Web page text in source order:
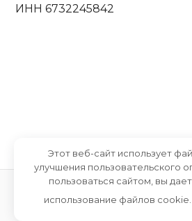
ИНН 6732245842
© 2026 ООО "ВОСХОД ЭНЕРГО"
Разработка сайта Agvento.by
Этот веб-сайт использует
улучшения пользовательского
пользоваться сайтом, вы
использование файлов cookie.